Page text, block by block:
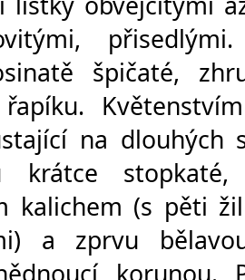
špičaté,
na dlouhých
krátce
kalichem (s pěti
a zprvu
korunou.